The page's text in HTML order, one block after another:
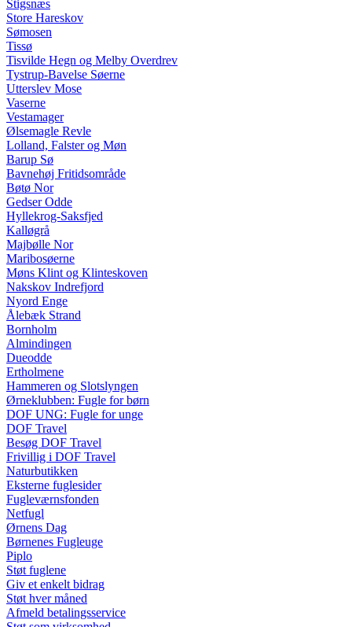
Stigsnæs
Store Hareskov
Sømosen
Tissø
Tisvilde Hegn og Melby Overdrev
Tystrup-Bavelse Søerne
Utterslev Mose
Vaserne
Vestamager
Ølsemagle Revle
Lolland, Falster og Møn
Barup Sø
Bavnehøj Fritidsområde
Bøtø Nor
Gedser Odde
Hyllekrog-Saksfjed
Kalløgrå
Majbølle Nor
Maribosøerne
Møns Klint og Klinteskoven
Nakskov Indrefjord
Nyord Enge
Ålebæk Strand
Bornholm
Almindingen
Dueodde
Ertholmene
Hammeren og Slotslyngen
Ørneklubben: Fugle for børn
DOF UNG: Fugle for unge
DOF Travel
Besøg DOF Travel
Frivillig i DOF Travel
Naturbutikken
Eksterne fuglesider
Fugleværnsfonden
Netfugl
Ørnens Dag
Børnenes Fugleuge
Piplo
Støt fuglene
Giv et enkelt bidrag
Støt hver måned
Afmeld betalingsservice